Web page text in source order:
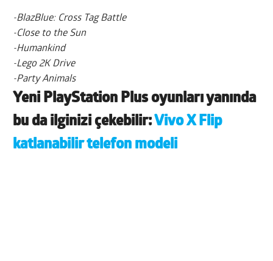
-BlazBlue: Cross Tag Battle
-Close to the Sun
-Humankind
-Lego 2K Drive
-Party Animals
Yeni PlayStation Plus oyunları yanında
bu da ilginizi çekebilir: Vivo X Flip
katlanabilir telefon modeli